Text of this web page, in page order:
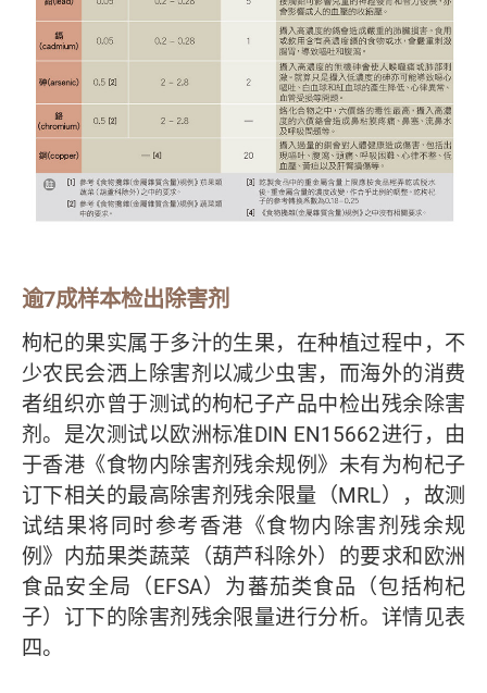
逾7成样本检出除害剂
枸杞的果实属于多汁的生果，在种植过程中，不
少农民会洒上除害剂以减少虫害，而海外的消费
者组织亦曾于测试的枸杞子产品中检出残余除害
剂。是次测试以欧洲标准DIN EN15662进行，由
于香港《食物内除害剂残余规例》未有为枸杞子
订下相关的最高除害剂残余限量（MRL），故测
试结果将同时参考香港《食物内除害剂残余规
例》内茄果类蔬菜（葫芦科除外）的要求和欧洲
食品安全局（EFSA）为蕃茄类食品（包括枸杞
子）订下的除害剂残余限量进行分析。详情见表
四。